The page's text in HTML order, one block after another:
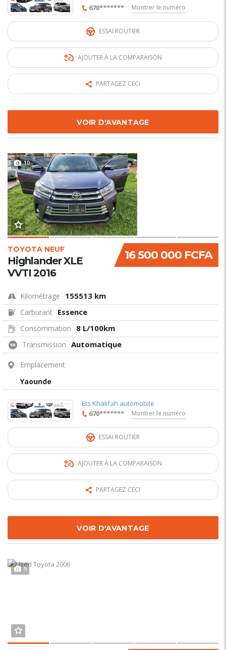
670*******
Montrer le numéro
ESSAI ROUTIER
AJOUTER À LA COMPARAISON
PARTAGEZ CECI
VOIR D'AVANTAGE
10
16 500 000 FCFA
TOYOTA NEUF
Highlander XLE
VVTI 2016
Kilométrage 155513 km
Carburant Essence
Consommation 8 L/100km
Transmission Automatique
Emplacement
Yaounde
Ets Khalifah automobile
670*******
Montrer le numéro
ESSAI ROUTIER
AJOUTER À LA COMPARAISON
PARTAGEZ CECI
VOIR D'AVANTAGE
5